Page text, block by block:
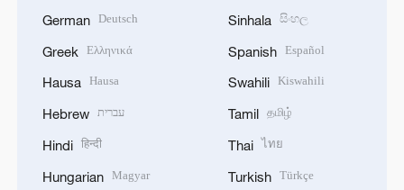
German Deutsch
Greek Ελληνικά
Hausa Hausa
Hebrew עברית
Hindi हिन्दी
Hungarian Magyar
Sinhala සිංහල
Spanish Español
Swahili Kiswahili
Tamil தமிழ்
Thai ไทย
Turkish Türkçe